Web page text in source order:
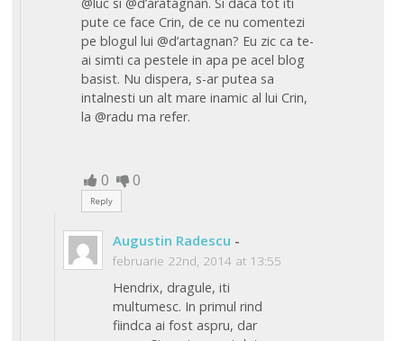
@luc si @d’aratagnan. Si daca tot iti
pute ce face Crin, de ce nu comentezi
pe blogul lui @d’artagnan? Eu zic ca te-
ai simti ca pestele in apa pe acel blog
basist. Nu dispera, s-ar putea sa
intalnesti un alt mare inamic al lui Crin,
la @radu ma refer.
0 0
Reply
Augustin Radescu -
februarie 22nd, 2014 at 13:55
Hendrix, dragule, iti
multumesc. In primul rind
fiindca ai fost aspru, dar